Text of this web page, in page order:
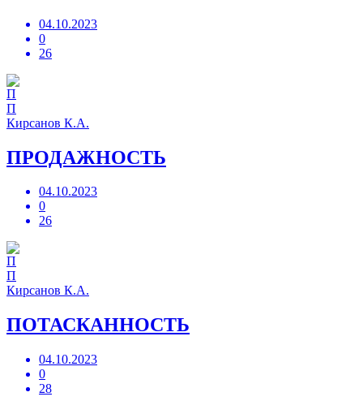
04.10.2023
0
26
П
Кирсанов К.А.
ПРОДАЖНОСТЬ
04.10.2023
0
26
П
Кирсанов К.А.
ПОТАСКАННОСТЬ
04.10.2023
0
28